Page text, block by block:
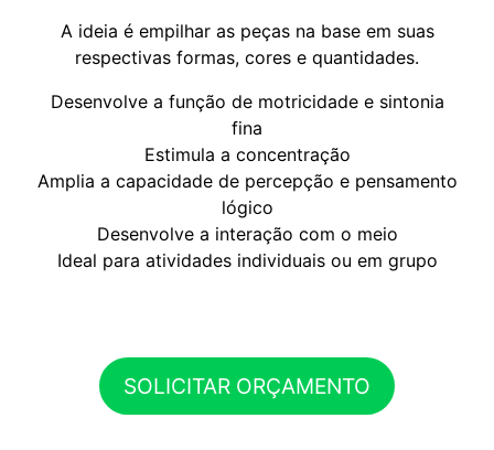
A ideia é empilhar as peças na base em suas
respectivas formas, cores e quantidades.
Desenvolve a função de motricidade e sintonia
fina
Estimula a concentração
Amplia a capacidade de percepção e pensamento
lógico
Desenvolve a interação com o meio
Ideal para atividades individuais ou em grupo
SOLICITAR ORÇAMENTO